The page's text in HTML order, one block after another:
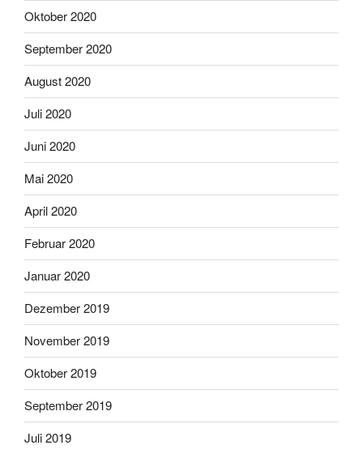
Oktober 2020
September 2020
August 2020
Juli 2020
Juni 2020
Mai 2020
April 2020
Februar 2020
Januar 2020
Dezember 2019
November 2019
Oktober 2019
September 2019
Juli 2019